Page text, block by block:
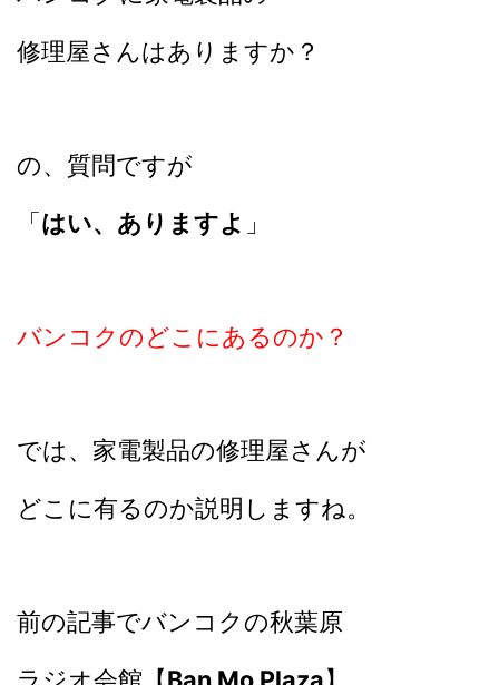
修理屋さんはありますか？
の、質問ですが
「はい、ありますよ 」
バンコクのどこにあるのか？
では、家電製品の修理屋さんが
どこに有るのか説明しますね。
前の記事でバンコクの秋葉原